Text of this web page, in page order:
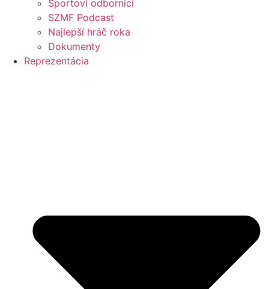
Športoví odborníci
SZMF Podcast
Najlepší hráč roka
Dokumenty
Reprezentácia